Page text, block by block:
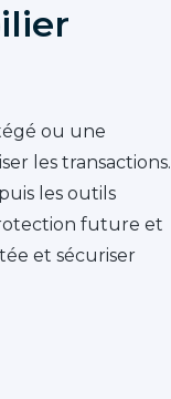
ou une
les transactions.
les outils
future et
et sécuriser